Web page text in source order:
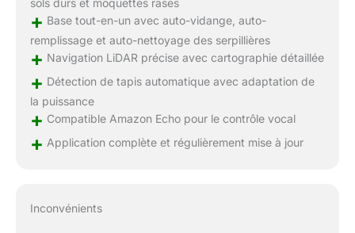
+ Base tout-en-un avec auto-vidange, auto-
remplissage et auto-nettoyage des serpillières
+ Navigation LiDAR précise avec cartographie détaillée
+ Détection de tapis automatique avec adaptation de
la puissance
+ Compatible Amazon Echo pour le contrôle vocal
+ Application complète et régulièrement mise à jour
Inconvénients